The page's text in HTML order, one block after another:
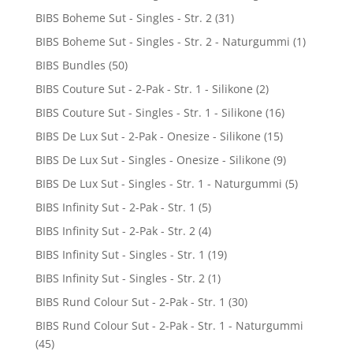
BIBS Boheme Sut - Singles - Str. 2 (31)
BIBS Boheme Sut - Singles - Str. 2 - Naturgummi (1)
BIBS Bundles (50)
BIBS Couture Sut - 2-Pak - Str. 1 - Silikone (2)
BIBS Couture Sut - Singles - Str. 1 - Silikone (16)
BIBS De Lux Sut - 2-Pak - Onesize - Silikone (15)
BIBS De Lux Sut - Singles - Onesize - Silikone (9)
BIBS De Lux Sut - Singles - Str. 1 - Naturgummi (5)
BIBS Infinity Sut - 2-Pak - Str. 1 (5)
BIBS Infinity Sut - 2-Pak - Str. 2 (4)
BIBS Infinity Sut - Singles - Str. 1 (19)
BIBS Infinity Sut - Singles - Str. 2 (1)
BIBS Rund Colour Sut - 2-Pak - Str. 1 (30)
BIBS Rund Colour Sut - 2-Pak - Str. 1 - Naturgummi
(45)